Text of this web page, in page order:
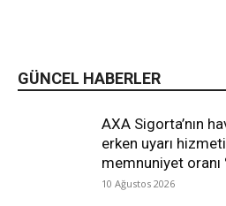
GÜNCEL HABERLER
AXA Sigorta’nın
erken uyarı
memnuniyet oranı
10 Ağustos 2026